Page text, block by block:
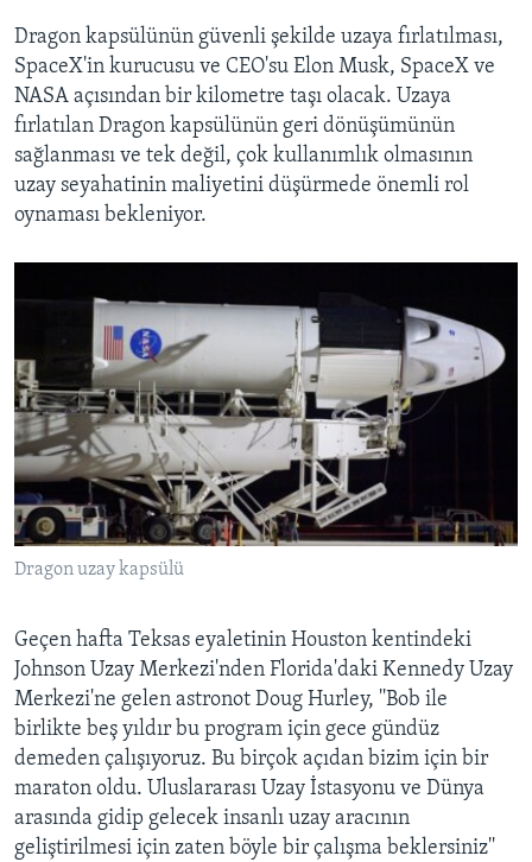
Dragon kapsülünün güvenli şekilde uzaya fırlatılması,
SpaceX'in kurucusu ve CEO'su Elon Musk, SpaceX ve
NASA açısından bir kilometre taşı olacak. Uzaya
fırlatılan Dragon kapsülünün geri dönüşümünün
sağlanması ve tek değil, çok kullanımlık olmasının
uzay seyahatinin maliyetini düşürmede önemli rol
oynaması bekleniyor.
Dragon uzay kapsülü
Geçen hafta Teksas eyaletinin Houston kentindeki
Johnson Uzay Merkezi'nden Florida'daki Kennedy Uzay
Merkezi'ne gelen astronot Doug Hurley, ''Bob ile
birlikte beş yıldır bu program için gece gündüz
demeden çalışıyoruz. Bu birçok açıdan bizim için bir
maraton oldu. Uluslararası Uzay İstasyonu ve Dünya
arasında gidip gelecek insanlı uzay aracının
geliştirilmesi için zaten böyle bir çalışma beklersiniz''